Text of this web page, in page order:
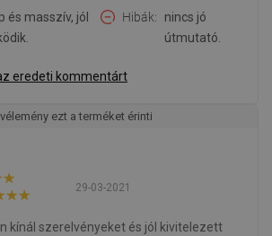
és masszív, jól
Hibák
nincs jó
útmutató.
eredeti kommentárt
ezt a terméket érinti
29-03-2021
kínál szerelvényeket és jól kivitelezett